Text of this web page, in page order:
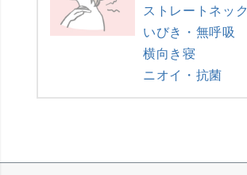
ストレートネック
いびき・無呼吸
横向き寝
ニオイ・抗菌